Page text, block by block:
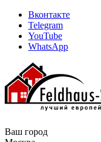
Вконтакте
Telegram
YouTube
WhatsApp
Ваш город